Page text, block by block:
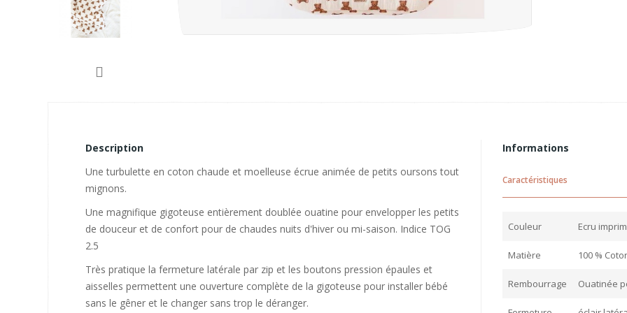
Description
Une turbulette en coton chaude et moelleuse écrue animée de petits oursons tout
mignons.
Une magnifique gigoteuse entièrement doublée ouatine pour envelopper les petits
de douceur et de confort pour de chaudes nuits d'hiver ou mi-saison. Indice TOG
2.5
Très pratique la fermeture latérale par zip et les boutons pression épaules et
aisselles permettent une ouverture complète de la gigoteuse pour installer bébé
sans le gêner et le changer sans trop le déranger.
Informations
Caractéristiques
Couleur Ecru
Matière 100 %
Rembourrage Ouatinée